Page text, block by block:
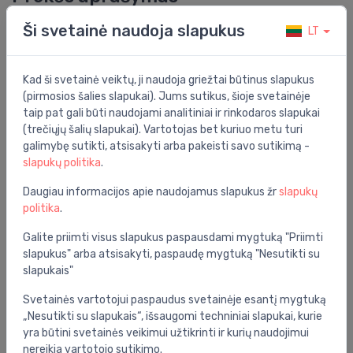
Siurblys Star Z NOVA 15 (84mm) karštam vandeniui
Grupė: šilumos tiekimas
Nominalus dydis (DN):
Įtampa: 230 V
Produkto kodas: 4132760
Prekės ženklas: Wilo
Ši svetainė naudoja slapukus LT
Kad ši svetainė veiktų, ji naudoja griežtai būtinus slapukus
(pirmosios šalies slapukai). Jums sutikus, šioje svetainėje
taip pat gali būti naudojami analitiniai ir rinkodaros slapukai
(trečiųjų šalių slapukai). Vartotojas bet kuriuo metu turi
galimybę sutikti, atsisakyti arba pakeisti savo sutikimą -
slapukų politika.
Daugiau informacijos apie naudojamus slapukus žrslapukų
politika.
Galite priimti visus slapukus paspausdami mygtuką "Priimti
slapukus" arba atsisakyti, paspaudę mygtuką "Nesutikti su
slapukais"
Svetainės vartotojui paspaudus svetainėje esantį mygtuką
„Nesutikti su slapukais“, išsaugomi techniniai slapukai, kurie
yra būtini svetainės veikimui užtikrinti ir kurių naudojimui
nereikia vartotojo sutikimo.